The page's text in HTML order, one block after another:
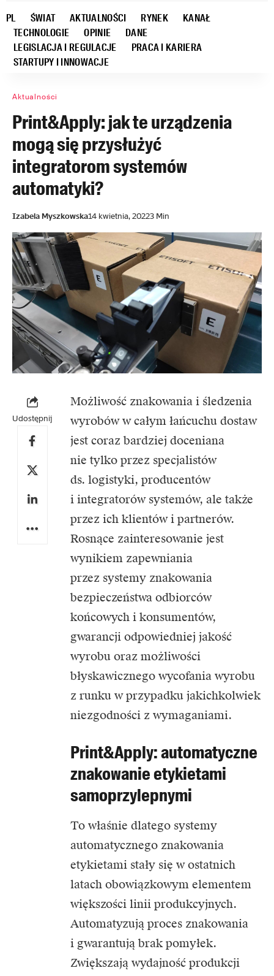
PL ŚWIAT AKTUALNOŚCI RYNEK
KANAŁ
TECHNOLOGIE
OPINIE
DANE
LEGISLACJA I REGULACJE
PRACA I KARIERA
STARTUPY I INNOWACJE
Aktualności
Print&Apply: jak te urządzenia
mogą się przysłużyć
integratorom systemów
automatyki?
Izabela Myszkowska14 kwietnia, 20223 Min
Udostępnij
Możliwość znakowania i śledzenia
wyrobów w całym łańcuchu dostaw
jest coraz bardziej doceniana
nie tylko przez specjalistów
ds. logistyki, producentów
i integratorów systemów, ale także
przez ich klientów i partnerów.
Rosnące zainteresowanie jest
wynikiem zapewniania
przez systemy znakowania
bezpieczeństwa odbiorców
końcowych i konsumentów,
gwarancji odpowiedniej jakość
wyrobu oraz możliwości
błyskawicznego wycofania wyrobu
z runku w przypadku jakichkolwiek
niezgodności z wymaganiami.
Print&Apply: automatyczne
znakowanie etykietami
samoprzylepnymi
To właśnie dlatego systemy
automatycznego znakowania
etykietami stały się w ostatnich
latach obowiązkowym elementem
większości linii produkcyjnych.
Automatyzują proces znakowania
i gwarantują brak pomyłek.
Zwiększają wydajność produkcji